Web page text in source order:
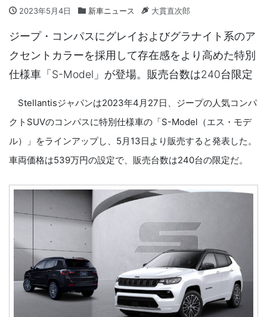
2023年5月4日 新車ニュース 大貫直次郎
ジープ・コンパスにグレイおよびグラナイト系のア
クセントカラーを採用して存在感をより高めた特別
仕様車「S-Model」が登場。販売台数は240台限定
Stellantisジャパンは2023年4月27日、ジープの人気コンパ
クトSUVのコンパスに特別仕様車の「S-Model（エス・モデ
ル）」をラインアップし、5月13日より販売すると発表した。
車両価格は539万円の設定で、販売台数は240台の限定だ。